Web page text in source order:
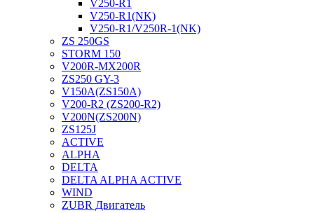
V250-R1
V250-R1(NK)
V250-R1/V250R-1(NK)
ZS 250GS
STORM 150
V200R-MX200R
ZS250 GY-3
V150A(ZS150A)
V200-R2 (ZS200-R2)
V200N(ZS200N)
ZS125J
ACTIVE
ALPHA
DELTA
DELTA ALPHA ACTIVE
WIND
ZUBR Двигатель